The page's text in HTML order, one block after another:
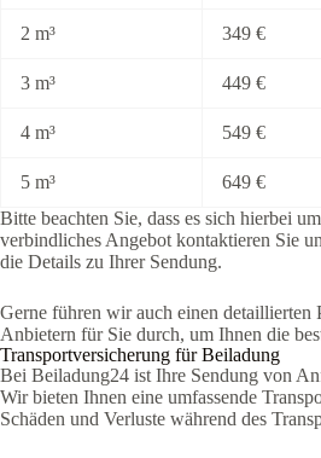
2 m³ 349 €
3 m³ 449 €
4 m³ 549 €
5 m³ 649 €
Bitte beachten Sie, dass es sich hierbei
verbindliches Angebot kontaktieren Sie
die Details zu Ihrer Sendung.
Gerne führen wir auch einen detaillierten
Anbietern für Sie durch, um Ihnen die
Transportversicherung für Beiladung
Bei Beiladung24 ist Ihre Sendung von
Wir bieten Ihnen eine umfassende
Schäden und Verluste während des